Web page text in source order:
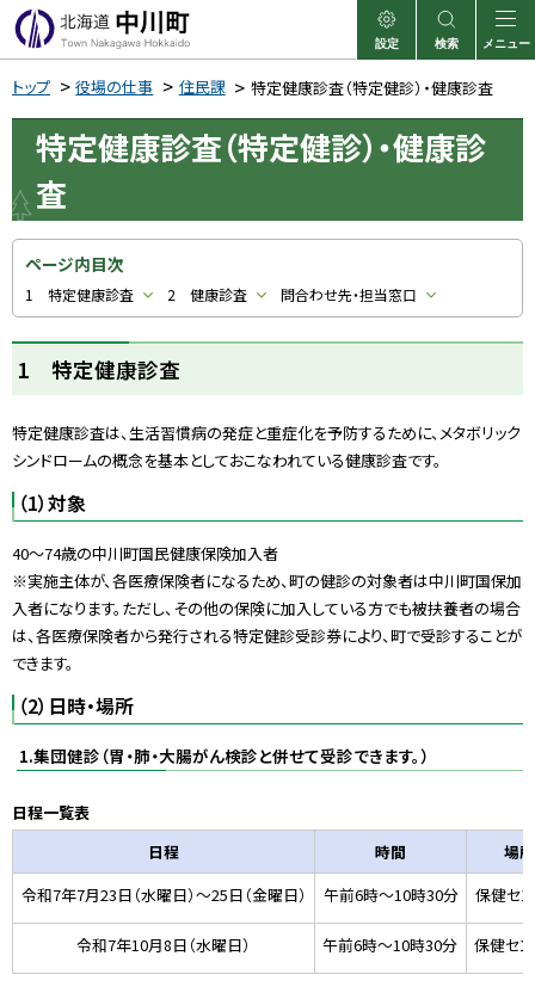
本
へ
メ
ー
へ
中川町 表示
設定
検索
サイト内検索
メニュー
トップ 役場の仕事 住民課 特定健康診査（特定健診）・健康診査
特定健康診査（特定健診）・健康診
査
ページ内目次
1 特定健康診査 2 健康診査 問合わせ先・担当窓口
1 特定健康診査
特定健康診査は、生活習慣病の発症と重症化を予防するために、メタボリック
シンドロームの概念を基本としておこなわれている健康診査です。
（1）対象
40～74歳の中川町国民健康保険加入者
※実施主体が、各医療保険者になるため、町の健診の対象者は中川町国保加
入者になります。ただし、その他の保険に加入している方でも被扶養者の場合
は、各医療保険者から発行される特定健診受診券により、町で受診することが
できます。
（2）日時・場所
1.集団健診（胃・肺・大腸がん検診と併せて受診できます。）
日程一覧表
日程
時間
場所
令和7年7月23日（水曜日）～25日（金曜日） 午前6時〜10時30分 保健セ
令和7年10月8日（水曜日） 午前6時〜10時30分 保健セ